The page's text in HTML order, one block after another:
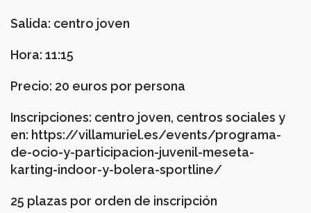
Salida: centro joven
Hora: 11:15
Precio: 20 euros por persona
Inscripciones: centro joven, centros sociales y
en: https://villamuriel.es/events/programa-
de-ocio-y-participacion-juvenil-meseta-
karting-indoor-y-bolera-sportline/
25 plazas por orden de inscripción